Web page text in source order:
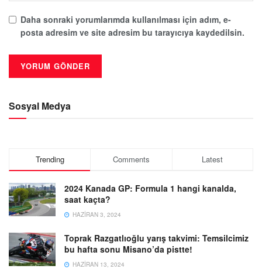
Daha sonraki yorumlarımda kullanılması için adım, e-
posta adresim ve site adresim bu tarayıcıya kaydedilsin.
Sosyal Medya
Trending Comments Latest
2024 Kanada GP: Formula 1 hangi kanalda,
saat kaçta?
HAZIRAN 3, 2024
Toprak Razgatlıoğlu yarış takvimi: Temsilcimiz
bu hafta sonu Misano’da pistte!
HAZIRAN 13, 2024